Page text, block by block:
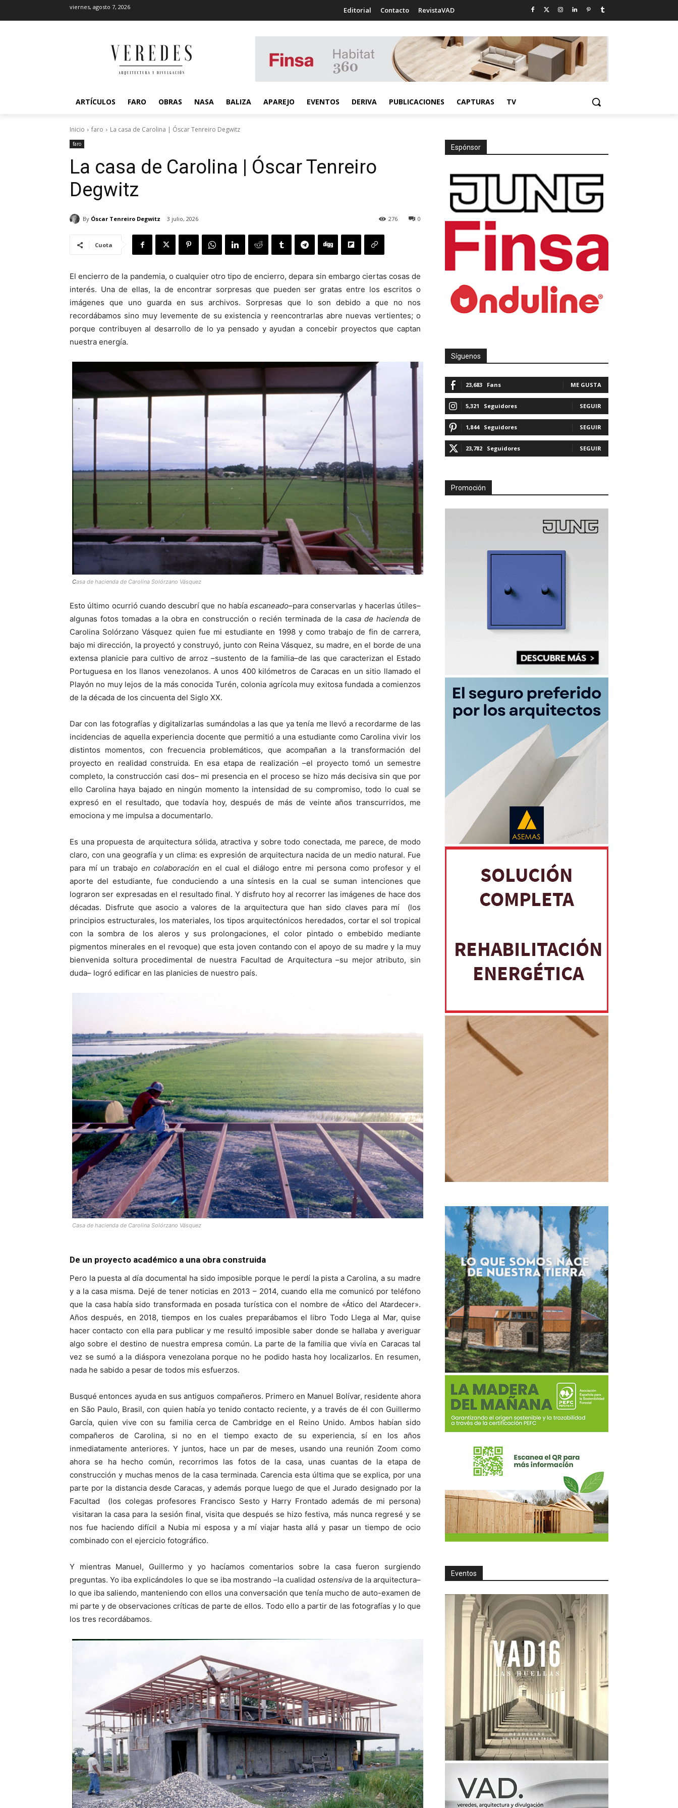
viernes, agosto 7, 2026 Editorial Contacto RevistaVAD
ARTÍCULOS FARO OBRAS NASA BALIZA APAREJO EVENTOS DERIVA PUBLICACIONES CAPTURAS TV
Inicio faro La casa de Carolina | Óscar Tenreiro Degwitz
faro
La casa de Carolina | Óscar Tenreiro
Degwitz
By Óscar Tenreiro Degwitz 3 julio, 2026 0
276
Cuota
El encierro de la pandemia, o cualquier otro tipo de encierro, depara sin embargo ciertas cosas de
interés. Una de ellas, la de encontrar sorpresas que pueden ser gratas entre los escritos o
imágenes que uno guarda en sus archivos. Sorpresas que lo son debido a que no nos
recordábamos sino muy levemente de su existencia y reencontrarlas abre nuevas vertientes; o
porque contribuyen al desarrollo de lo ya pensado y ayudan a concebir proyectos que captan
nuestra energía.
Casa de hacienda de Carolina Solórzano Vásquez
Esto último ocurrió cuando descubrí que no había escaneado–para conservarlas y hacerlas útiles–
algunas fotos tomadas a la obra en construcción o recién terminada de la casa de hacienda de
Carolina Solórzano Vásquez quien fue mi estudiante en 1998 y como trabajo de fin de carrera,
bajo mi dirección, la proyectó y construyó, junto con Reina Vásquez, su madre, en el borde de una
extensa planicie para cultivo de arroz –sustento de la familia–de las que caracterizan el Estado
Portuguesa en los llanos venezolanos. A unos 400 kilómetros de Caracas en un sitio llamado el
Playón no muy lejos de la más conocida Turén, colonia agrícola muy exitosa fundada a comienzos
de la década de los cincuenta del Siglo XX.
Dar con las fotografías y digitalizarlas sumándolas a las que ya tenía me llevó a recordarme de las
incidencias de aquella experiencia docente que permitió a una estudiante como Carolina vivir los
distintos momentos, con frecuencia problemáticos, que acompañan a la transformación del
proyecto en realidad construida. En esa etapa de realización –el proyecto tomó un semestre
completo, la construcción casi dos– mi presencia en el proceso se hizo más decisiva sin que por
ello Carolina haya bajado en ningún momento la intensidad de su compromiso, todo lo cual se
expresó en el resultado, que todavía hoy, después de más de veinte años transcurridos, me
emociona y me impulsa a documentarlo.
Es una propuesta de arquitectura sólida, atractiva y sobre todo conectada, me parece, de modo
claro, con una geografía y un clima: es expresión de arquitectura nacida de un medio natural. Fue
para mí un trabajo en colaboración en el cual el diálogo entre mi persona como profesor y el
aporte del estudiante, fue conduciendo a una síntesis en la cual se suman intenciones que
lograron ser expresadas en el resultado final. Y disfruto hoy al recorrer las imágenes de hace dos
décadas. Disfrute que asocio a valores de la arquitectura que han sido claves para mí (los
principios estructurales, los materiales, los tipos arquitectónicos heredados, cortar el sol tropical
con la sombra de los aleros y sus prolongaciones, el color pintado o embebido mediante
pigmentos minerales en el revoque) que esta joven contando con el apoyo de su madre y la muy
bienvenida soltura procedimental de nuestra Facultad de Arquitectura –su mejor atributo, sin
duda– logró edificar en las planicies de nuestro país.
Casa de hacienda de Carolina Solórzano Vásquez
De un proyecto académico a una obra construida
Pero la puesta al día documental ha sido imposible porque le perdí la pista a Carolina, a su madre
y a la casa misma. Dejé de tener noticias en 2013 – 2014, cuando ella me comunicó por teléfono
que la casa había sido transformada en posada turística con el nombre de «Ático del Atardecer».
Años después, en 2018, tiempos en los cuales preparábamos el libro Todo Llega al Mar, quise
hacer contacto con ella para publicar y me resultó imposible saber donde se hallaba y averiguar
algo sobre el destino de nuestra empresa común. La parte de la familia que vivía en Caracas tal
vez se sumó a la diáspora venezolana porque no he podido hasta hoy localizarlos. En resumen,
nada he sabido a pesar de todos mis esfuerzos.
Busqué entonces ayuda en sus antiguos compañeros. Primero en Manuel Bolívar, residente ahora
en São Paulo, Brasil, con quien había yo tenido contacto reciente, y a través de él con Guillermo
García, quien vive con su familia cerca de Cambridge en el Reino Unido. Ambos habían sido
compañeros de Carolina, si no en el tiempo exacto de su experiencia, sí en los años
inmediatamente anteriores. Y juntos, hace un par de meses, usando una reunión Zoom como
ahora se ha hecho común, recorrimos las fotos de la casa, unas cuantas de la etapa de
construcción y muchas menos de la casa terminada. Carencia esta última que se explica, por una
parte por la distancia desde Caracas, y además porque luego de que el Jurado designado por la
Facultad (los colegas profesores Francisco Sesto y Harry Frontado además de mi persona)
visitaran la casa para la sesión final, visita que después se hizo festiva, más nunca regresé y se
nos fue haciendo difícil a Nubia mi esposa y a mí viajar hasta allá y pasar un tiempo de ocio
combinado con el ejercicio fotográfico.
Y mientras Manuel, Guillermo y yo hacíamos comentarios sobre la casa fueron surgiendo
preguntas. Yo iba explicándoles lo que se iba mostrando –la cualidad ostensiva de la arquitectura–
lo que iba saliendo, manteniendo con ellos una conversación que tenía mucho de auto-examen de
mi parte y de observaciones críticas de parte de ellos. Todo ello a partir de las fotografías y lo que
los tres recordábamos.
Espónsor
Síguenos
23,683 Fans ME GUSTA
5,321 Seguidores SEGUIR
1,844 Seguidores SEGUIR
23,782 Seguidores SEGUIR
Promoción
Eventos